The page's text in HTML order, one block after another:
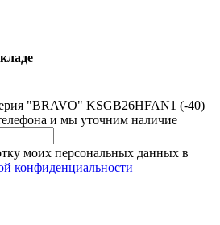
"BRAVO" KSGB26HFAN1 (-40)
и мы уточним наличие
моих персональных данных в
конфиденциальности